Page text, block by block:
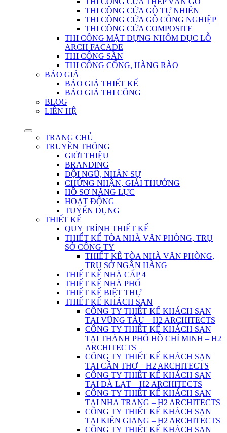
THI CÔNG CỬA GỖ TỰ NHIÊN
THI CÔNG CỬA GỖ CÔNG NGHIỆP
THI CÔNG CỬA COMPOSITE
THI CÔNG MẶT DỰNG NHÔM ĐỤC LỖ
ARCH FACADE
THI CÔNG SÀN
THI CÔNG CỔNG, HÀNG RÀO
BÁO GIÁ
BÁO GIÁ THIẾT KẾ
BÁO GIÁ THI CÔNG
BLOG
LIÊN HỆ
TRANG CHỦ
TRUYỀN THÔNG
GIỚI THIỆU
BRANDING
ĐỘI NGŨ, NHÂN SỰ
CHỨNG NHẬN, GIẢI THƯỞNG
HỒ SƠ NĂNG LỰC
HOẠT ĐỘNG
TUYỂN DỤNG
THIẾT KẾ
QUY TRÌNH THIẾT KẾ
THIẾT KẾ TÒA NHÀ VĂN PHÒNG, TRỤ
SỞ CÔNG TY
THIẾT KẾ TÒA NHÀ VĂN PHÒNG,
TRỤ SỞ NGÂN HÀNG
THIẾT KẾ NHÀ CẤP 4
THIẾT KẾ NHÀ PHỐ
THIẾT KẾ BIỆT THỰ
THIẾT KẾ KHÁCH SẠN
CÔNG TY THIẾT KẾ KHÁCH SẠN
TẠI VŨNG TÀU – H2 ARCHITECTS
CÔNG TY THIẾT KẾ KHÁCH SẠN
TẠI THÀNH PHỐ HỒ CHÍ MINH – H2
ARCHITECTS
CÔNG TY THIẾT KẾ KHÁCH SẠN
TẠI CẦN THƠ – H2 ARCHITECTS
CÔNG TY THIẾT KẾ KHÁCH SẠN
TẠI ĐÀ LẠT – H2 ARCHITECTS
CÔNG TY THIẾT KẾ KHÁCH SẠN
TẠI NHA TRANG – H2 ARCHITECTS
CÔNG TY THIẾT KẾ KHÁCH SẠN
TẠI KIÊN GIANG – H2 ARCHITECTS
CÔNG TY THIẾT KẾ KHÁCH SẠN